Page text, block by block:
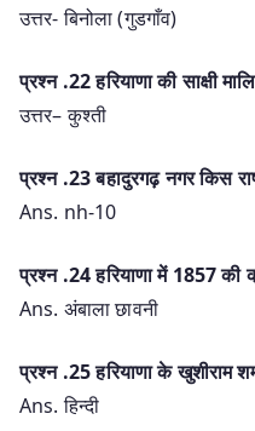
उत्तर- बिनोला (गुडगाँव)
प्रश्‍न .22 हरियाणा की साक्षी
उत्तर– कुश्ती
प्रश्‍न .23 बहादुरगढ़ नगर किस
Ans. nh-10
प्रश्‍न .24 हरियाणा में 1857
Ans. अंबाला छावनी
प्रश्‍न .25 हरियाणा के खुशीराम
Ans. हिन्दी